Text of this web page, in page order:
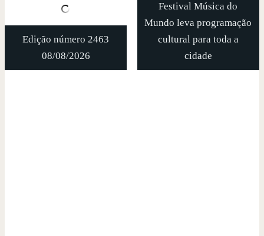
Edição número 2463
08/08/2026
Festival Música do
Mundo leva programação
cultural para toda a
cidade